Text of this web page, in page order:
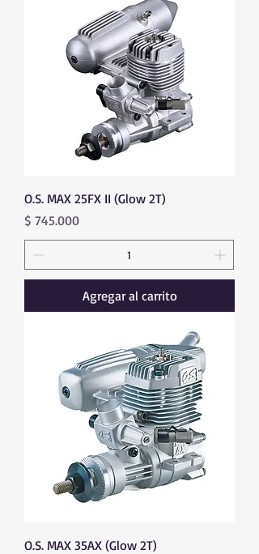
O.S. MAX 25FX II (Glow 2T)
Precio
$ 745.000
Agregar al carrito
O.S. MAX 35AX (Glow 2T)